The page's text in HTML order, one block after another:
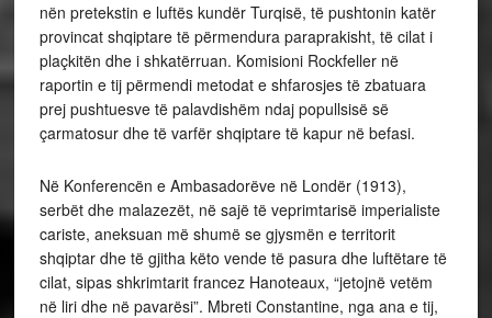
nën pretekstin e luftës kundër Turqisë, të pushtonin katër
provincat shqiptare të përmendura paraprakisht, të cilat i
plaçkitën dhe i shkatërruan. Komisioni Rockfeller në
raportin e tij përmendi metodat e shfarosjes të zbatuara
prej pushtuesve të palavdishëm ndaj popullsisë së
çarmatosur dhe të varfër shqiptare të kapur në befasi.
Në Konferencën e Ambasadorëve në Londër (1913),
serbët dhe malazezët, në sajë të veprimtarisë imperialiste
cariste, aneksuan më shumë se gjysmën e territorit
shqiptar dhe të gjitha këto vende të pasura dhe luftëtare të
cilat, sipas shkrimtarit francez Hanoteaux, “jetojnë vetëm
në liri dhe në pavarësi”. Mbreti Constantine, nga ana e tij,